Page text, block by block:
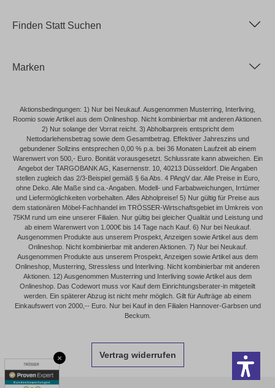
×
Finden Statt Suchen
Marken
Aktionsbedingungen: 1) Nur bei Neukauf. Ausgenommen Musterring, Interliving,
Roomio sowie Artikel aus dem Onlineshop. Nicht kombinierbar mit anderen Aktionen.
2) Nur solange der Vorrat reicht. 3) Abholbarpreis entspricht dem
Nettodarlehensbetrag sowie dem Gesamtbetrag. Effektiver Jahreszins und
gebundener Sollzins entsprechen 0,00 % p.a. bei 36 Monaten Laufzeit ab einem
Warenwert von 500,- Euro. Bonität vorausgesetzt. Schlussrate kann abweichen. Ein
Angebot der TARGOBANK AG, Kasernenstr. 10, 40213 Düsseldorf. Die Angaben
stellen zugleich das 2/3-Beispiel gemäß § 6a Abs. 4 PAngV dar. Alle Preise in Euro,
ohne Deko. Alle Maße sind ca.-Angaben. Modell- und Farbabweichungen, Irrtümer
und Liefermöglichkeiten vorbehalten. Alles Abholpreise! 5) Nur gültig für Preise aus
dem stationären Möbel-Fachhandel im TRÖSSER-Wirtschaftsgebiet im Umkreis von
75KM rund um eine unserer Filialen. Nur gültig bei gleicher Qualität und Leistung und
ab einem Warenwert von 1.000€ bis 14 Tage nach Kauf. 6) Nur bei Neukauf.
Ausgenommen Produkte aus unserem Prospekt, Anzeigen sowie Artikel aus dem
Onlineshop. Nicht kombinierbar mit anderen Aktionen. 7) Nur bei Neukauf.
Ausgenommen Produkte aus unserem Prospekt, Anzeigen sowie Artikel aus dem
Onlineshop, Musterring, Stressless und Interliving. Nicht kombinierbar mit anderen
Aktionen. 12) Ausgenommen Musterring und Interliving sowie Artikel aus dem
Onlineshop. Das Codewort muss vor Kauf dem Einrichtungsberater-in mitgeteilt
werden. Ein späterer Abzug ist nicht mehr möglich. Gilt für Aufträge ab einem
Einkaufswert von 2000,-- Euro. Nur bei Kauf in den Filialen Hannover-Garbsen und
Beckum.
Vertrag widerrufen